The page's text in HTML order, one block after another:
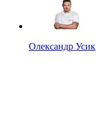
Олександр Усик